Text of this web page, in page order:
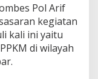
Pol Arif
kegiatan
kali ini yaitu
di wilayah